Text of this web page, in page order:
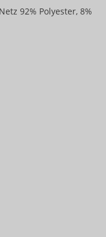
92% Polyester, 8%